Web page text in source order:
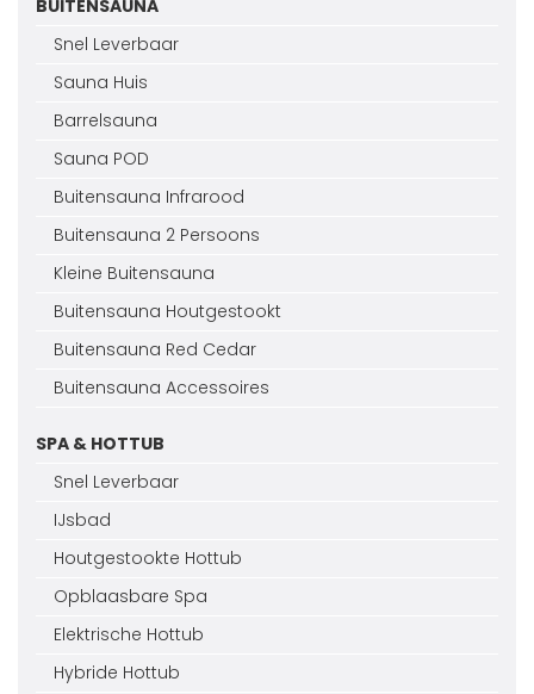
BUITENSAUNA
Snel Leverbaar
Sauna Huis
Barrelsauna
Sauna POD
Buitensauna Infrarood
Buitensauna 2 Persoons
Kleine Buitensauna
Buitensauna Houtgestookt
Buitensauna Red Cedar
Buitensauna Accessoires
SPA & HOTTUB
Snel Leverbaar
IJsbad
Houtgestookte Hottub
Opblaasbare Spa
Elektrische Hottub
Hybride Hottub